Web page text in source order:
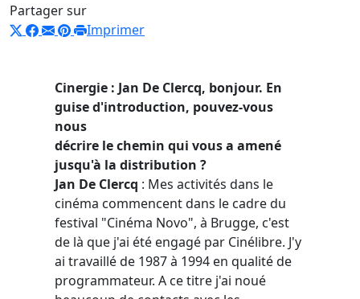
Partager sur
Imprimer
Cinergie : Jan De Clercq, bonjour. En
guise d'introduction, pouvez-vous
nous
décrire le chemin qui vous a amené
jusqu'à la distribution ?
Jan De Clercq : Mes activités dans le
cinéma commencent dans le cadre du
festival "Cinéma Novo", à Brugge, c'est
de là que j'ai été engagé par Cinélibre. J'y
ai travaillé de 1987 à 1994 en qualité de
programmateur. A ce titre j'ai noué